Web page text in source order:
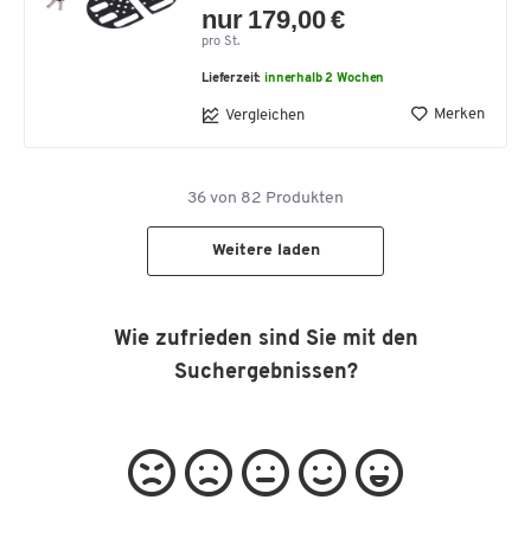
nur 179,00 €
pro St.
Lieferzeit:innerhalb 2 Wochen
Vergleichen Merken
36 von 82 Produkten
Weitere laden
Wie zufrieden sind Sie mit den
Suchergebnissen?